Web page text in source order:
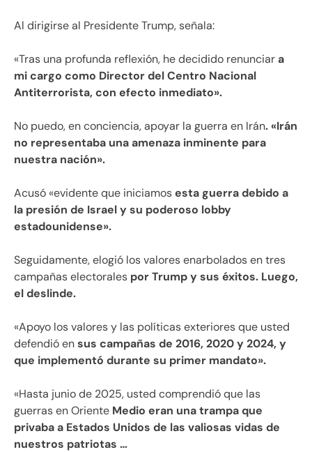
Al dirigirse al Presidente Trump, señala:
«Tras una profunda reflexión, he decidido renunciara
mi cargo como Director del Centro Nacional
Antiterrorista, con efecto inmediato».
No puedo, en conciencia, apoyar la guerra en Irán. «Irán
no representaba una amenaza inminente para
nuestra nación».
Acusó «evidente que iniciamosesta guerra debido a
la presión de Israel y su poderoso lobby
estadounidense».
Seguidamente, elogió los valores enarbolados en tres
campañas electorales por Trump y sus éxitos. Luego,
el deslinde.
«Apoyo los valores y las políticas exteriores que usted
defendió ensus campañas de 2016, 2020 y 2024, y
que implementó durante su primer mandato».
«Hasta junio de 2025, usted comprendió que las
guerras en Oriente Medio eran una trampa que
privaba a Estados Unidos de las valiosas vidas de
nuestros patriotas …